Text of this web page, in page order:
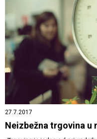
27.7.2017
Neizbežna trgovina u